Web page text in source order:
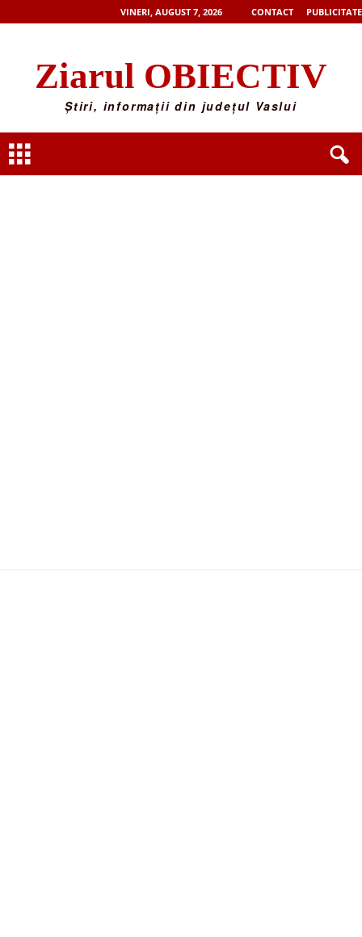
VINERI, AUGUST 7, 2026 CONTACT PUBLICITATE
Ziarul OBIECTIV
Știri, informații din județul Vaslui